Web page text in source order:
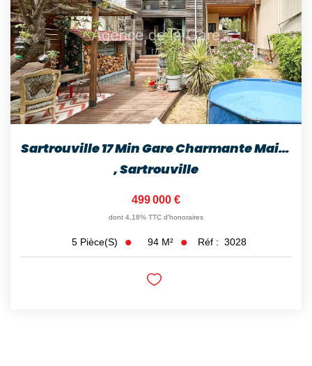
Sartrouville 17 Min Gare Charmante Maison Familiale De 5...
,Sartrouville
499 000 €
dont 4,18% TTC d'honoraires
5 Pièce(s) 94 M² Réf : 3028